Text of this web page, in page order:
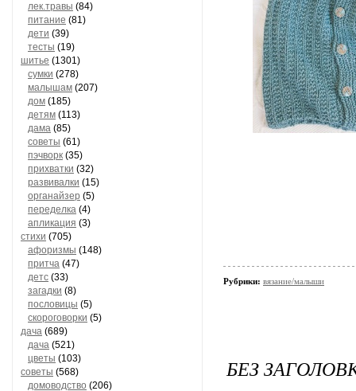
лек.травы (84)
питание (81)
дети (39)
тесты (19)
шитье (1301)
сумки (278)
малышам (207)
дом (185)
детям (113)
дама (85)
советы (61)
пэчворк (35)
прихватки (32)
развивалки (15)
органайзер (5)
переделка (4)
апликация (3)
стихи (705)
афоризмы (148)
притча (47)
детс (33)
загадки (8)
пословицы (5)
скороговорки (5)
дача (689)
дача (521)
цветы (103)
советы (568)
домоводство (206)
Рубрики: вязание/малыши
БЕЗ